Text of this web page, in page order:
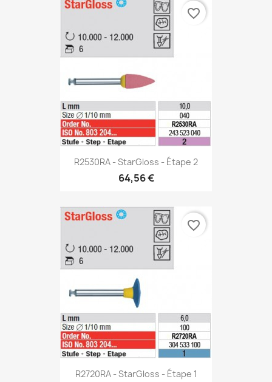
R2530RA - StarGloss - Étape 2
64,56 €
favorite_border
R2720RA - StarGloss - Étape 1
favorite_border